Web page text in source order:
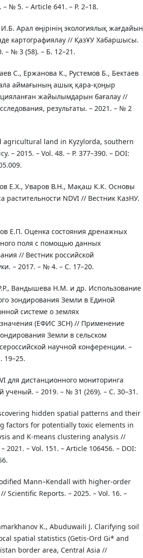
№ 5. – Article 641. – P. 2–18.
Арал өңірінің экологиялық жағдайын
картографиялау // ҚазҰУ Хабаршысы.
– № 3 (58). – Б. 12–21.
С., Ержанова К., Рустемов Б., Бектаев
аймағының ашық қара-қоңыр
жайылымдарын бағалау //
результаты. – 2021. – № 2
agricultural land in Kyzylorda, southern
– 2015. – Vol. 48. – P. 377–390. – DOI:
Е.Х., Уваров В.Н., Мақаш К.К. Основы
растительности NDVI // Вестник КазНУ.
Е.П. Оценка состояния дренажных
поля с помощью данных
// Вестник российской
– 2017. – № 4. – С. 17–20.
Вандышева Н.М. и др. Использование
зондирования Земли в Единой
системе о землях
(ЕФИС ЗСН) // Применение
Земли в сельском
научной конференции. –
19–25.
для дистанционного мониторинга
ученый. – 2019. – № 31 (269). – С. 30–31.
hidden spatial patterns and their
factors for potentially toxic elements in
and K-means clustering analysis //
– Vol. 151. – Article 106456. – DOI:
Mann–Kendall with higher-order
Scientific Reports. – 2025. – Vol. 16. –
K., Abuduwaili J. Clarifying soil
spatial statistics (Getis-Ord Gi* and
border area, Central Asia //